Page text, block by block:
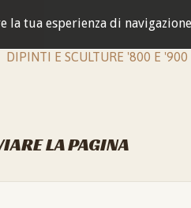
tua esperienza di
DIPINTI E SCULTURE '800 E '900
LA PAGINA